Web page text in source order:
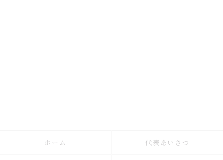
ホーム 代表あいさつ